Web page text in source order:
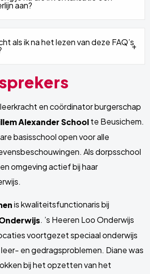
aan?
als ik na het lezen van deze FAQ’s
leerkracht en coördinator burgerschap
Alexander Schoolte Beusichem.
basisschool open voor alle
Als dorpsschool
omgeving actief bij haar
is kwaliteitsfunctionaris bij
. ’s Heeren Loo Onderwijs
voortgezet speciaal onderwijs
en gedragsproblemen. Diane was
bij het opzetten van het